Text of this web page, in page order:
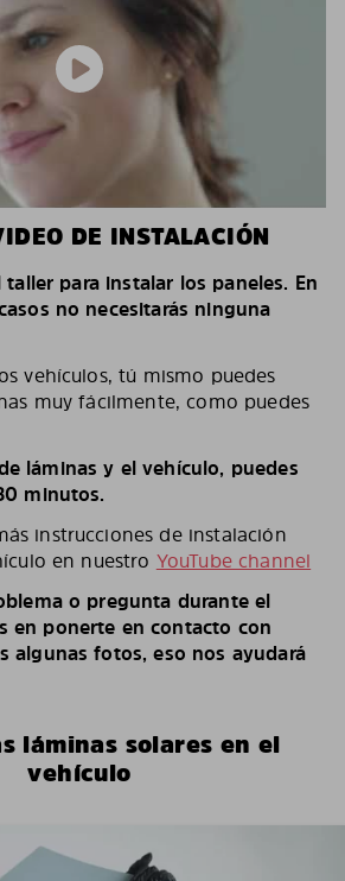
DE INSTALACIÓN
para instalar los paneles. En
no necesitarás ninguna
vehículos, tú mismo puedes
muy fácilmente, como puedes
láminas y el vehículo, puedes
minutos.
instrucciones de instalación
en nuestro YouTube channel
o pregunta durante el
en ponerte en contacto con
algunas fotos, eso nos ayudará
láminas solares en el
vehículo